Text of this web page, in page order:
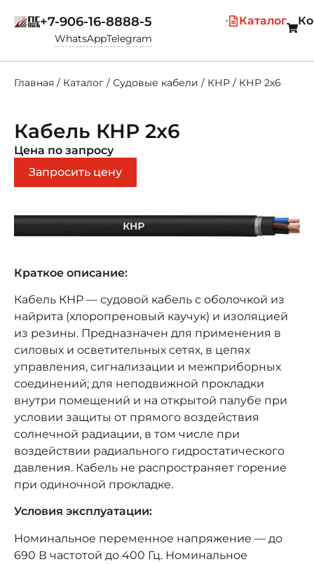
Каталог
+7-906-16-8888-5
WhatsAppTelegram
Главная / Каталог / Судовые кабели / КНР / КНР 2х6
Кабель КНР 2х6
Цена по запросу
Запросить цену
Краткое описание:
Кабель КНР — судовой кабель с оболочкой из
найрита (хлоропреновый каучук) и изоляцией
из резины. Предназначен для применения в
силовых и осветительных сетях, в цепях
управления, сигнализации и межприборных
соединений; для неподвижной прокладки
внутри помещений и на открытой палубе при
условии защиты от прямого воздействия
солнечной радиации, в том числе при
воздействии радиального гидростатического
давления. Кабель не распространяет горение
при одиночной прокладке.
Условия эксплуатации:
Номинальное переменное напряжение — до
690 В частотой до 400 Гц. Номинальное